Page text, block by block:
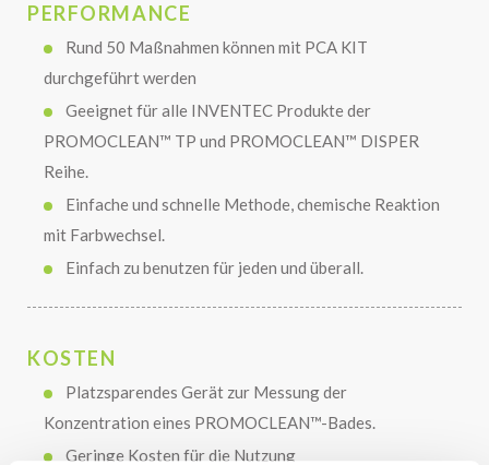
PERFORMANCE
Rund 50 Maßnahmen können mit PCA KIT
durchgeführt werden
Geeignet für alle INVENTEC Produkte der
PROMOCLEAN™ TP und PROMOCLEAN™ DISPER
Reihe.
Einfache und schnelle Methode, chemische Reaktion
mit Farbwechsel.
Einfach zu benutzen für jeden und überall.
KOSTEN
Platzsparendes Gerät zur Messung der
Konzentration eines PROMOCLEAN™-Bades.
Geringe Kosten für die Nutzung